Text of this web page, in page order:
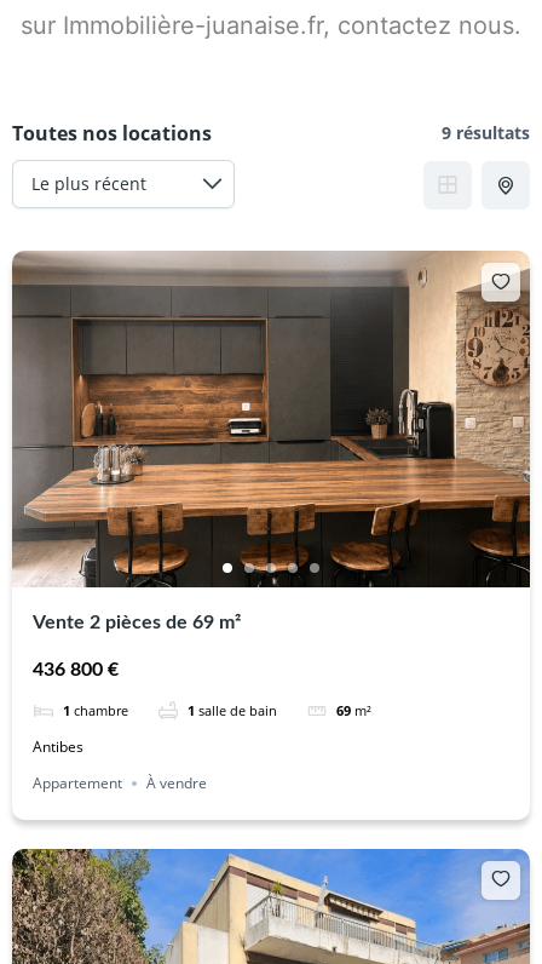
sur Immobilière-juanaise.fr, contactez nous.
Toutes nos locations 9 résultats
Vente 2 pièces de 69 m²
436 800 €
1 chambre 1 salle de bain 69 m²
Antibes
Appartement
À vendre